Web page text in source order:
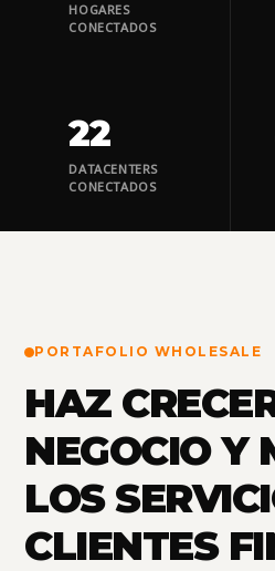
HOGARES
CONECTADOS
22
DATACENTERS
CONECTADOS
PORTAFOLIO WHOLESALE
HAZ
NEGOCIO Y
LOS
CLIENTES